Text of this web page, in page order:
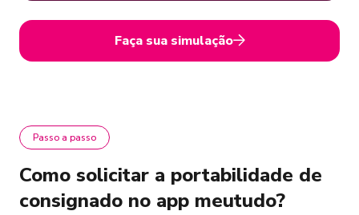
Faça sua simulação
Passo a passo
Como solicitar a portabilidade de
consignado no app meutudo?